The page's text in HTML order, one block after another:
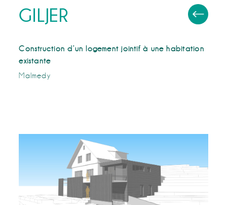
GILJER
Construction d’un logement jointif à une habitation
existante
Malmedy